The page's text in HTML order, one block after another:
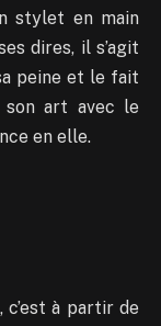
stylet en main
dires, il s’agit
peine et le fait
art avec le
en elle.
c’est à partir de